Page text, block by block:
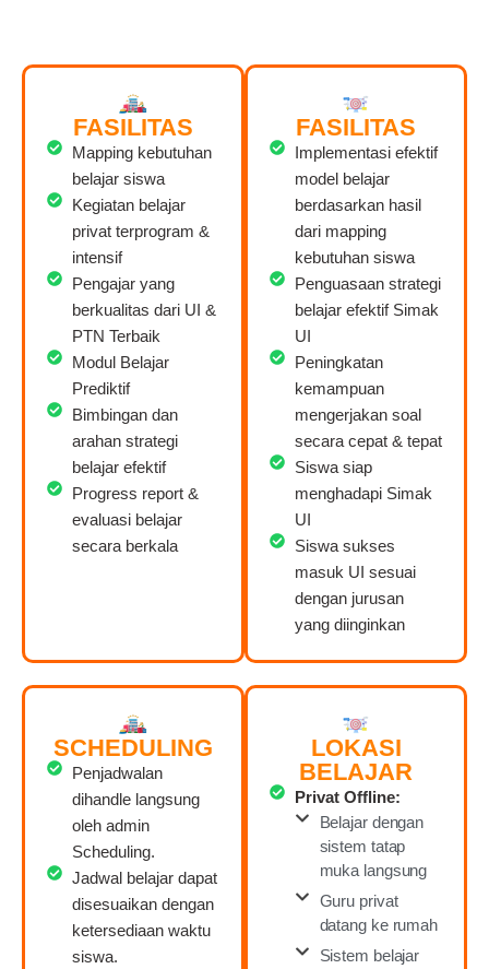
FASILITAS
Mapping kebutuhan
belajar siswa
Kegiatan belajar
privat terprogram &
intensif
Pengajar yang
berkualitas dari UI &
PTN Terbaik
Modul Belajar
Prediktif
Bimbingan dan
arahan strategi
belajar efektif
Progress report &
evaluasi belajar
secara berkala
FASILITAS
Implementasi efektif
model belajar
berdasarkan hasil
dari mapping
kebutuhan siswa
Penguasaan strategi
belajar efektif Simak
UI
Peningkatan
kemampuan
mengerjakan soal
secara cepat & tepat
Siswa siap
menghadapi Simak
UI
Siswa sukses
masuk UI sesuai
dengan jurusan
yang diinginkan
SCHEDULING
Penjadwalan
dihandle langsung
oleh admin
Scheduling.
Jadwal belajar dapat
disesuaikan dengan
ketersediaan waktu
siswa.
LOKASI
BELAJAR
Privat Offline:
Belajar dengan
sistem tatap
muka langsung
Guru privat
datang ke rumah
Sistem belajar